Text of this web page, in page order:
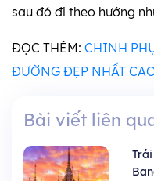
sau đó đi theo hướng
ĐỌC THÊM: CHINH
ĐƯỜNG ĐẸP NHẤT
Bài viết liên